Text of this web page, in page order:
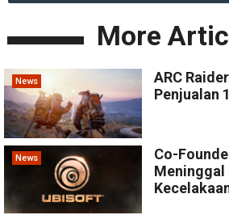
More
News
ARC
Penjualan
News
Co-
Meninggal